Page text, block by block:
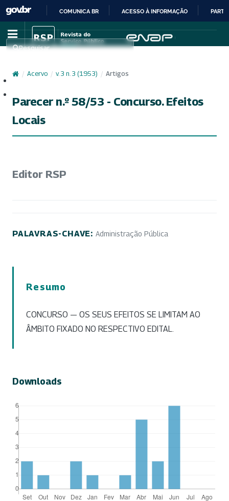
IR
PARA
CONTEÚDO
COMUNICA BR ACESSO À INFORMAÇÃO
Pesquisar
/ Acervo / v. 3 n. 3 (1953) / Artigos
Parecer n.º 58/53 - Concurso. Efeitos
Locais
Editor RSP
PALAVRAS-CHAVE: Administração Pública
Resumo
CONCURSO — OS SEUS EFEITOS SE LIMITAM AO
ÂMBITO FIXADO NO RESPECTIVO EDITAL.
Downloads